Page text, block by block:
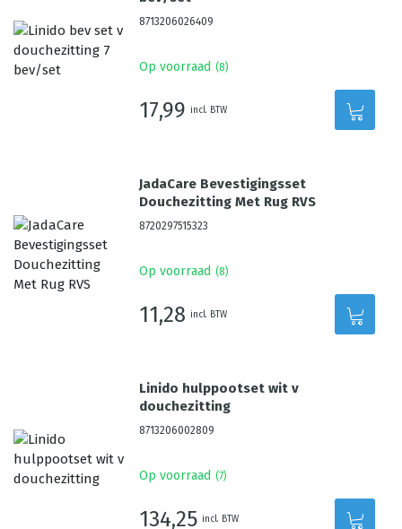
8713206026409
Op voorraad (8)
17,99 incl. BTW
JadaCare Bevestigingsset
Douchezitting Met Rug RVS
8720297515323
Op voorraad (8)
11,28 incl. BTW
Linido hulppootset wit v
douchezitting
8713206002809
Op voorraad (7)
134,25 incl. BTW